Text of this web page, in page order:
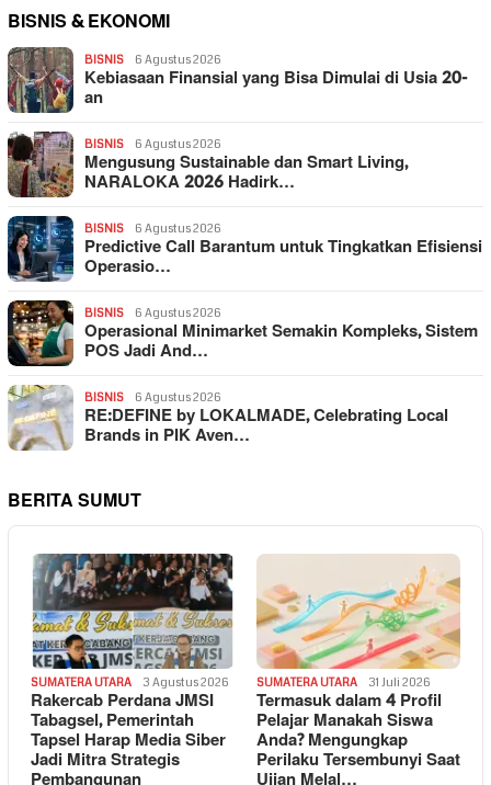
BISNIS & EKONOMI
BISNIS 6 Agustus 2026
Kebiasaan Finansial yang Bisa Dimulai di Usia 20-
an
BISNIS 6 Agustus 2026
Mengusung Sustainable dan Smart Living,
NARALOKA 2026 Hadirk…
BISNIS 6 Agustus 2026
Predictive Call Barantum untuk Tingkatkan Efisiensi
Operasio…
BISNIS 6 Agustus 2026
Operasional Minimarket Semakin Kompleks, Sistem
POS Jadi And…
BISNIS 6 Agustus 2026
RE:DEFINE by LOKALMADE, Celebrating Local
Brands in PIK Aven…
BERITA SUMUT
SUMATERA UTARA 3 Agustus 2026
Rakercab Perdana JMSI
Tabagsel, Pemerintah
Tapsel Harap Media Siber
Jadi Mitra Strategis
SUMATERA UTARA 31 Juli 2026
Termasuk dalam 4 Profil
Pelajar Manakah Siswa
Anda? Mengungkap
Perilaku Tersembunyi Saat